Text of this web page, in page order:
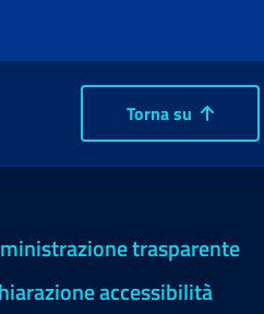
Torna su
trasparente
accessibilità